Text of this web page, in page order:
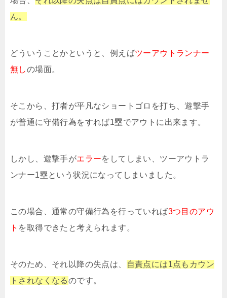
ん。
どういうことかというと、例えばツーアウトランナー
無しの場面。
そこから、打者が平凡なショートゴロを打ち、遊撃手
が普通に守備行為をすれば1塁でアウトに出来ます。
しかし、遊撃手がエラーをしてしまい、ツーアウトラ
ンナー1塁という状況になってしまいました。
この場合、通常の守備行為を行っていれば3つ目のアウ
ト を取得できたと考えられます。
そのため、それ以降の失点は、
自責点には1点もカウン
トされなくなるのです。